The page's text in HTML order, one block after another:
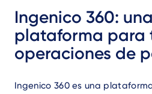
Ingenico 360:
plataforma para
operaciones de
Ingenico 360 es una